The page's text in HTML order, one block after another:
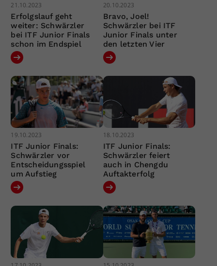
21.10.2023
Erfolgslauf geht
weiter: Schwärzler
bei ITF Junior Finals
schon im Endspiel
20.10.2023
Bravo, Joel!
Schwärzler bei ITF
Junior Finals unter
den letzten Vier
19.10.2023
ITF Junior Finals:
Schwärzler vor
Entscheidungsspiel
um Aufstieg
18.10.2023
ITF Junior Finals:
Schwärzler feiert
auch in Chengdu
Auftakterfolg